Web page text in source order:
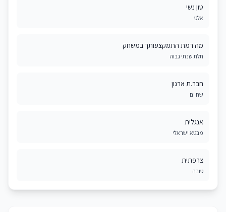
טון נשי
אלט
מה רמת התמקצעותך במשחק
תלת שנתי גבוה
חבר.ת ארגון
שח"ם
אנגלית
מבטא ישראלי
צרפתית
טובה